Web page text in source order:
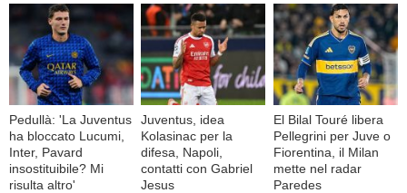
Pedullà: 'La Juventus
ha bloccato Lucumi,
Inter, Pavard
insostituibile? Mi
risulta altro'
Juventus, idea
Kolasinac per la
difesa, Napoli,
contatti con Gabriel
Jesus
El Bilal Touré libera
Pellegrini per Juve o
Fiorentina, il Milan
mette nel radar
Paredes